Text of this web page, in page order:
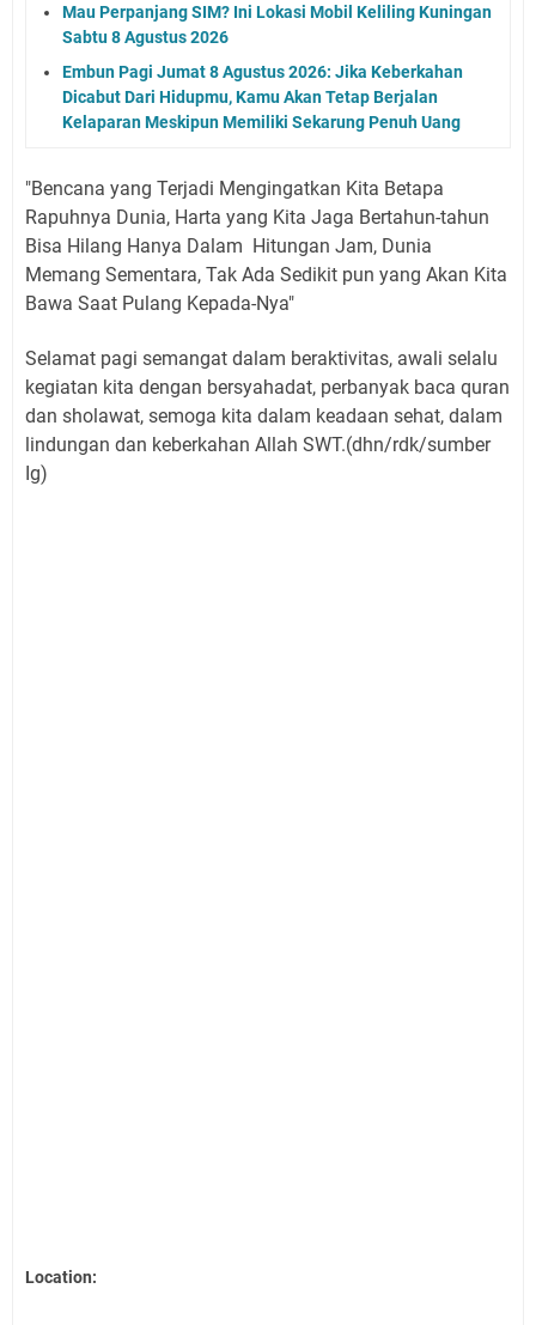
Mau Perpanjang SIM? Ini Lokasi Mobil Keliling Kuningan
Sabtu 8 Agustus 2026
Embun Pagi Jumat 8 Agustus 2026: Jika Keberkahan
Dicabut Dari Hidupmu, Kamu Akan Tetap Berjalan
Kelaparan Meskipun Memiliki Sekarung Penuh Uang
"Bencana yang Terjadi Mengingatkan Kita Betapa
Rapuhnya Dunia, Harta yang Kita Jaga Bertahun-tahun
Bisa Hilang Hanya Dalam Hitungan Jam, Dunia
Memang Sementara, Tak Ada Sedikit pun yang Akan Kita
Bawa Saat Pulang Kepada-Nya"
Selamat pagi semangat dalam beraktivitas, awali selalu
kegiatan kita dengan bersyahadat, perbanyak baca quran
dan sholawat, semoga kita dalam keadaan sehat, dalam
lindungan dan keberkahan Allah SWT.(dhn/rdk/sumber
Ig)
Location: